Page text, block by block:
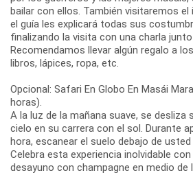
bailar con ellos. También visitaremos
el guía les explicará todas sus
finalizando la visita con una charla
Recomendamos llevar algún regalo a
libros, lápices, ropa, etc.
Opcional: Safari En Globo En Masái
horas).
A la luz de la mañana suave, se desliza
cielo en su carrera con el sol. Durante
hora, escanear el suelo debajo de usted
Celebra esta experiencia inolvidable
desayuno con champagne en medio de